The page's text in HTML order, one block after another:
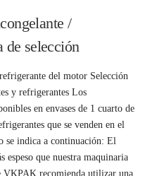
/
de selección
del motor Selección
y refrigerantes Los
en envases de 1 cuarto de
que se venden en el
se indica a continuación: El
espeso que nuestra maquinaria
VKPAK recomienda utilizar una